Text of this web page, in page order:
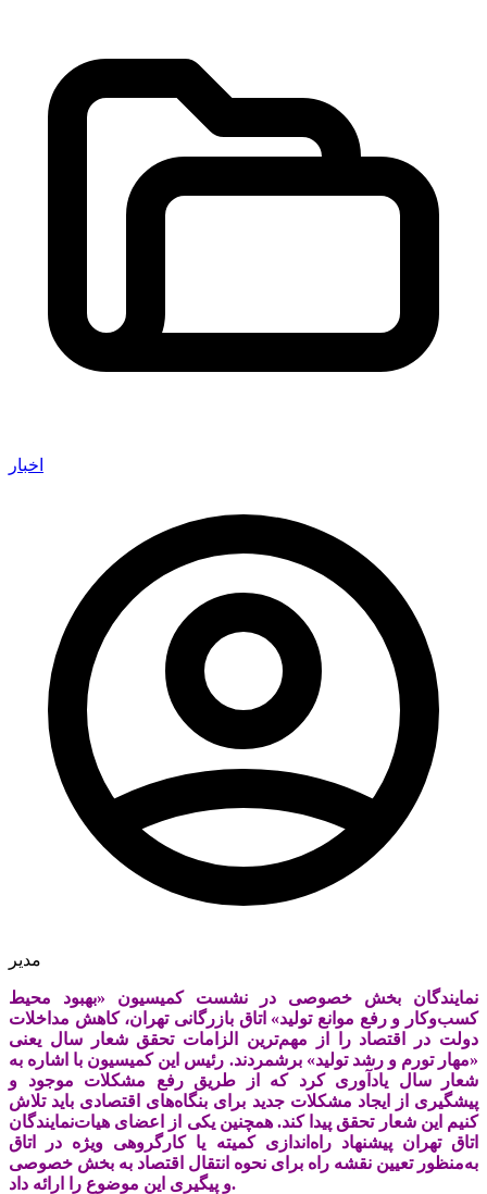
اخبار
مدیر
نمایندگان بخش خصوصی در نشست کمیسیون «بهبود محیط
کسب‌وکار و رفع موانع تولید» اتاق بازرگانی تهران، کاهش مداخلات
دولت در اقتصاد را از مهم‌ترین الزامات تحقق شعار سال یعنی
«مهار تورم و رشد تولید» برشمردند. رئیس این کمیسیون با اشاره به
شعار سال یادآوری کرد که از طریق رفع مشکلات موجود و
پیشگیری از ایجاد مشکلات جدید برای بنگاه‌های اقتصادی باید تلاش
کنیم این شعار تحقق پیدا کند. همچنین یکی از اعضای هیات‌نمایندگان
اتاق تهران پیشنهاد راه‌اندازی کمیته یا کارگروهی ویژه در اتاق
به‌منظور تعیین نقشه راه برای نحوه انتقال اقتصاد به بخش خصوصی
و پیگیری این موضوع را ارائه داد.